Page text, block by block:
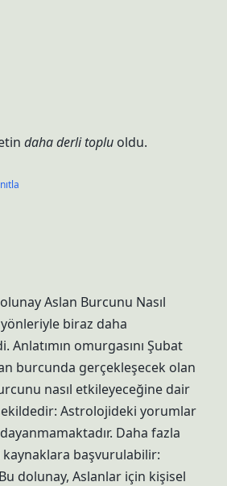
daha derli toplu oldu.
Aslan Burcunu Nasıl
biraz daha
Anlatımın omurgasını Şubat
burcunda gerçekleşecek olan
nasıl etkileyeceğine dair
Astrolojideki yorumlar
Daha fazla
kaynaklara başvurulabilir:
dolunay, Aslanlar için kişisel